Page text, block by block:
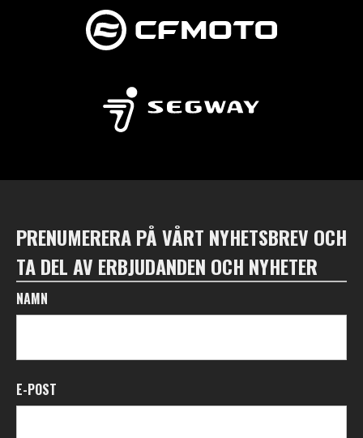
PRENUMERERA PÅ VÅRT NYHETSBREV OCH
TA DEL AV ERBJUDANDEN OCH NYHETER
NAMN
E-POST